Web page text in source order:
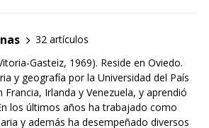
32 artículos
Gasteiz, 1969). Reside en Oviedo.
y geografía por la Universidad del País
Francia, Irlanda y Venezuela, y aprendió
los últimos años ha trabajado como
y además ha desempeñado diversos